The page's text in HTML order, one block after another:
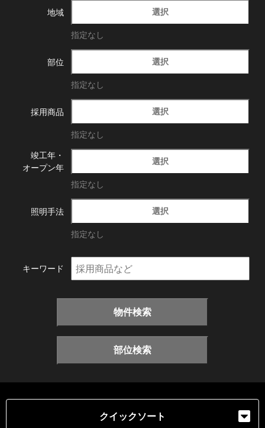
地域 選択
指定なし
部位 選択
指定なし
採用商品 選択
指定なし
竣工年・
オープン年
選択
指定なし
照明手法 選択
指定なし
キーワード
物件検索
部位検索
クイックソート